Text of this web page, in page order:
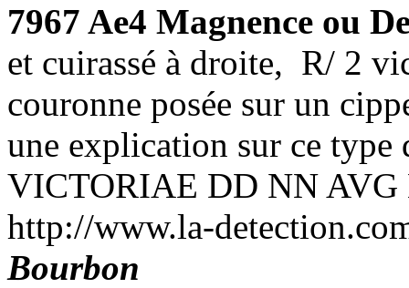
7967 Ae4 Magnence ou
et cuirassé à droite, R/ 2
couronne posée sur un
une explication sur ce type
VICTORIAE DD NN AVG
http://www.la-
Bourbon